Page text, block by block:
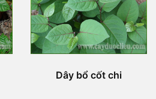
Dây bổ cốt chi